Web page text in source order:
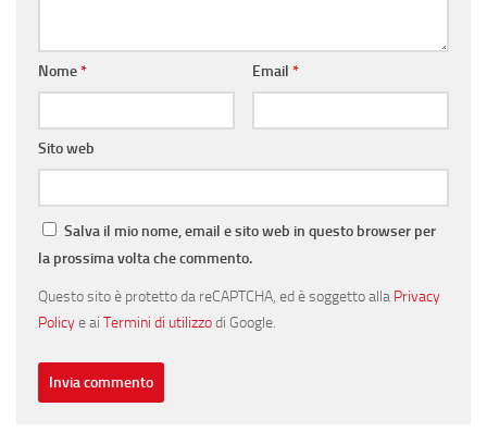
Nome* Email *
Sito web
Salva il mio nome, email e sito web in questo browser per
la prossima volta che commento.
Questo sito è protetto da reCAPTCHA, ed è soggetto alla Privacy
Policye ai Termini di utilizzodi Google.